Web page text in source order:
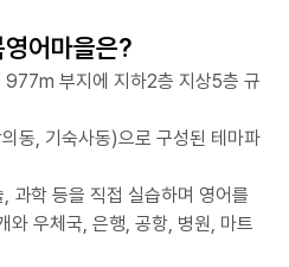
어마을은?
977m 부지에 지하2층 지상5층 규
동, 기숙사동)으로 구성된 테마파
과학 등을 직접 실습하며 영어를
와 우체국, 은행, 공항, 병원, 마트